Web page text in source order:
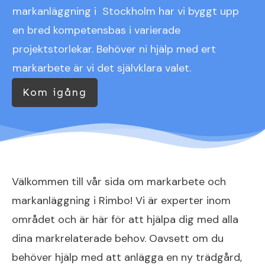
markanläggning i Stockholm har vi byggt upp
en bred kompetensbas i varierade
projektstorlekar. Behöver ni hjälp med ert
markarbete är vi det självklara valet.
Kom igång
Välkommen till vår sida om markarbete och
markanläggning i Rimbo! Vi är experter inom
området och är här för att hjälpa dig med alla
dina markrelaterade behov. Oavsett om du
behöver hjälp med att anlägga en ny trädgård,